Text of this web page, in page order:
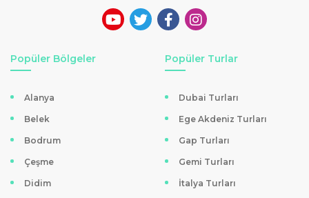
zenginlikleriyle yıl boyunca ilgi görüyor.
Rezervasyonunun Avantajları:
Kapsamlı ve güncel tur programları
Hızlı ve güvenli online rezervasyon imkanı
Grup indirimleri ve özel fırsatlar
bütçeye ve zevke hitap eden seçenekler sunuyor. Tüm
Popüler Bölgeler
Alanya
Belek
Bodrum
Çeşme
Didim
Popüler Turlar
Dubai Turları
Ege Akdeniz Turları
Gap Turları
Gemi Turları
İtalya Turları